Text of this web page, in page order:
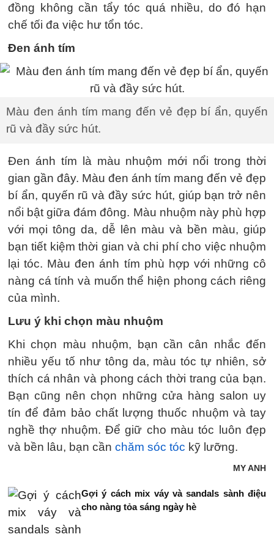
đồng không cần tẩy tóc quá nhiều, do đó hạn
chế tối đa việc hư tổn tóc.
Đen ánh tím
Màu đen ánh tím mang đến vẻ đẹp bí ẩn, quyến
rũ và đầy sức hút.
Đen ánh tím là màu nhuộm mới nổi trong thời
gian gần đây. Màu đen ánh tím mang đến vẻ đẹp
bí ẩn, quyến rũ và đầy sức hút, giúp bạn trở nên
nổi bật giữa đám đông. Màu nhuộm này phù hợp
với mọi tông da, dễ lên màu và bền màu, giúp
bạn tiết kiệm thời gian và chi phí cho việc nhuộm
lại tóc. Màu đen ánh tím phù hợp với những cô
nàng cá tính và muốn thể hiện phong cách riêng
của mình.
Lưu ý khi chọn màu nhuộm
Khi chọn màu nhuộm, bạn cần cân nhắc đến
nhiều yếu tố như tông da, màu tóc tự nhiên, sở
thích cá nhân và phong cách thời trang của bạn.
Bạn cũng nên chọn những cửa hàng salon uy
tín để đảm bảo chất lượng thuốc nhuộm và tay
nghề thợ nhuộm. Để giữ cho màu tóc luôn đẹp
và bền lâu, bạn cần chăm sóc tóc kỹ lưỡng.
MY ANH
Gợi ý cách mix váy và sandals sành điệu
cho nàng tỏa sáng ngày hè